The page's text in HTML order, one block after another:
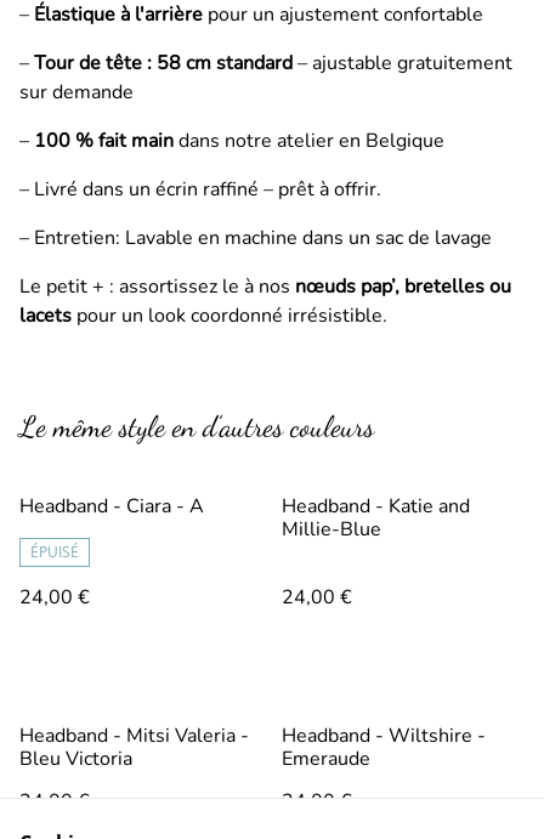
– Élastique à l'arrière pour un ajustement confortable
–Tour de tête : 58 cm standard– ajustable gratuitement
sur demande
– 100 % fait maindans notre atelier en Belgique
– Livré dans un écrin raffiné – prêt à offrir.
– Entretien: Lavable en machine dans un sac de lavage
Le petit + : assortissez le à nos nœuds pap’, bretelles ou
lacets pour un look coordonné irrésistible.
Le même style en d’autres couleurs
Headband - Ciara - A
ÉPUISÉ
24,00 €
Headband - Katie and
Millie-Blue
24,00 €
Headband - Mitsi Valeria -
Bleu Victoria
24,00 €
Headband - Wiltshire -
Emeraude
24,00 €